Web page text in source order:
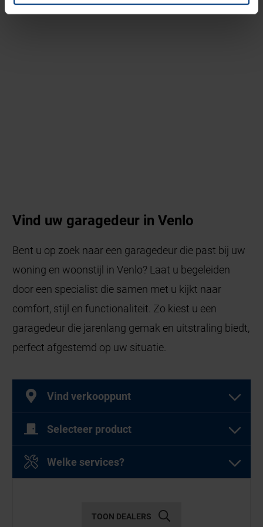
Vind uw garagedeur in Venlo
Bent u op zoek naar een garagedeur die past bij uw
woning en woonstijl in Venlo? Laat u begeleiden
door een specialist die samen met u kijkt naar
comfort, stijl en functionaliteit. Zo kiest u een
garagedeur die jarenlang gemak en uitstraling biedt,
perfect afgestemd op uw situatie.
Vind verkooppunt
Selecteer product
Welke services?
DienstenTOON DEALERS